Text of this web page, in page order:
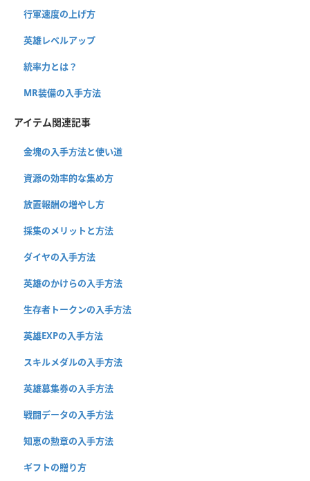
行軍速度の上げ方
英雄レベルアップ
統率力とは？
MR装備の入手方法
アイテム関連記事
金塊の入手方法と使い道
資源の効率的な集め方
放置報酬の増やし方
採集のメリットと方法
ダイヤの入手方法
英雄のかけらの入手方法
生存者トークンの入手方法
英雄EXPの入手方法
スキルメダルの入手方法
英雄募集券の入手方法
戦闘データの入手方法
知恵の勲章の入手方法
ギフトの贈り方